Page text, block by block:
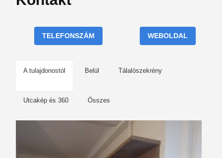
TELEFONSZÁM WEBOLDAL
A tulajdonostól Belül Tálalószekrény
Utcakép és 360 Összes